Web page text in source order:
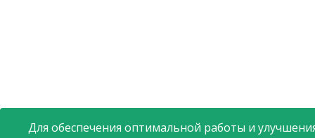
Для обеспечения оптимальной работы и